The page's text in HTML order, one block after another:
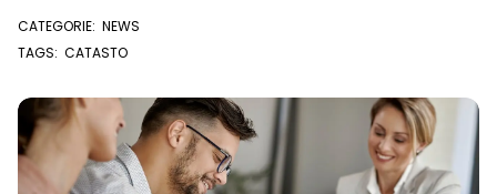
CATEGORIE: NEWS
TAGS: CATASTO